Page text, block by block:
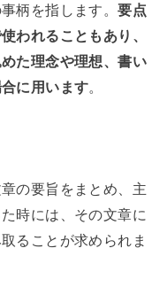
柄を指します。要点
われることもあり、
た理念や理想、書い
に用います
の要旨をまとめ、主
時には、その文章に
ることが求められま